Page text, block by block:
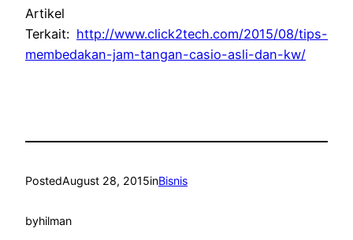
Artikel
Terkait: http://www.click2tech.com/2015/08/tips-
membedakan-jam-tangan-casio-asli-dan-kw/
PostedAugust 28, 2015inBisnis
byhilman